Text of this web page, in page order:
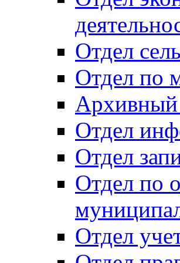
Отдел
Отдел по
Архивный
Отдел
Отдел
Отдел по
Отдел